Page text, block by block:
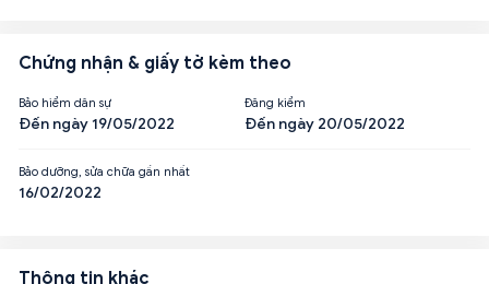
Chứng nhận & giấy tờ kèm theo
Bảo hiểm dân sự
Đến ngày 19/05/2022
Đăng kiểm
Đến ngày 20/05/2022
Bảo dưỡng, sửa chữa gần nhất
16/02/2022
Thông tin khác